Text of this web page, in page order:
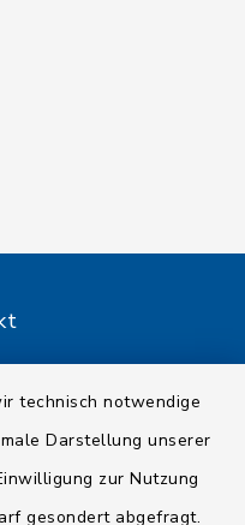
technisch notwendige
Darstellung unserer
zur Nutzung
gesondert abgefragt.